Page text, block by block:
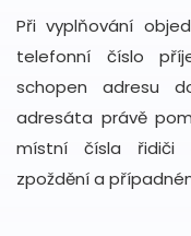
Při vyplňování
telefonní číslo
schopen adresu
adresáta právě
místní čísla řidiči
zpoždění a